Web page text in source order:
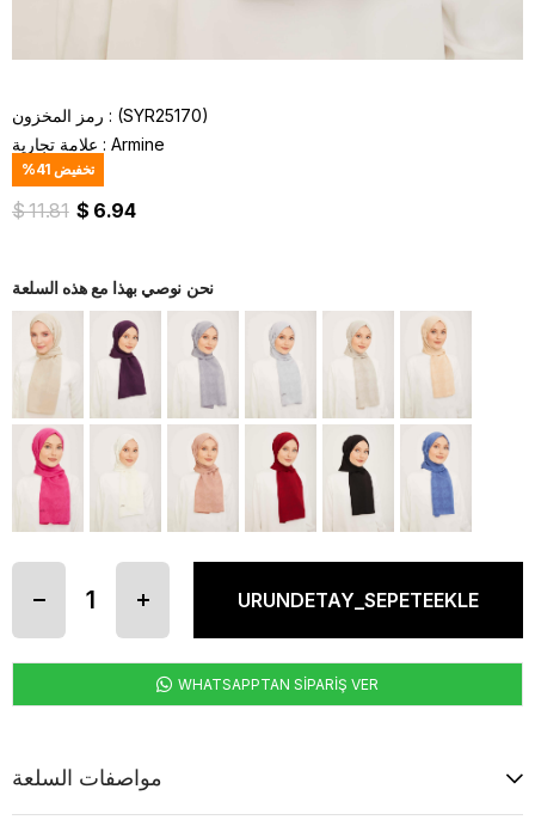
رمز المخزون
(SYR25170)
علامة تجارية : Armine
%41 تخفيض
$ 11.81 $ 6.94
نحن نوصي بهذا مع هذه السلعة
WHATSAPPTAN SİPARİŞ VER
مواصفات السلعة